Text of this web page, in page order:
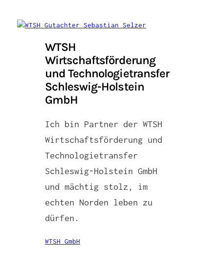
WTSH
Wirtschaftsförderung
und Technologietransfer
Schleswig-Holstein
GmbH
Ich bin Partner der WTSH
Wirtschaftsförderung und
Technologietransfer
Schleswig-Holstein GmbH
und mächtig stolz, im
echten Norden leben zu
dürfen.
WTSH GmbH